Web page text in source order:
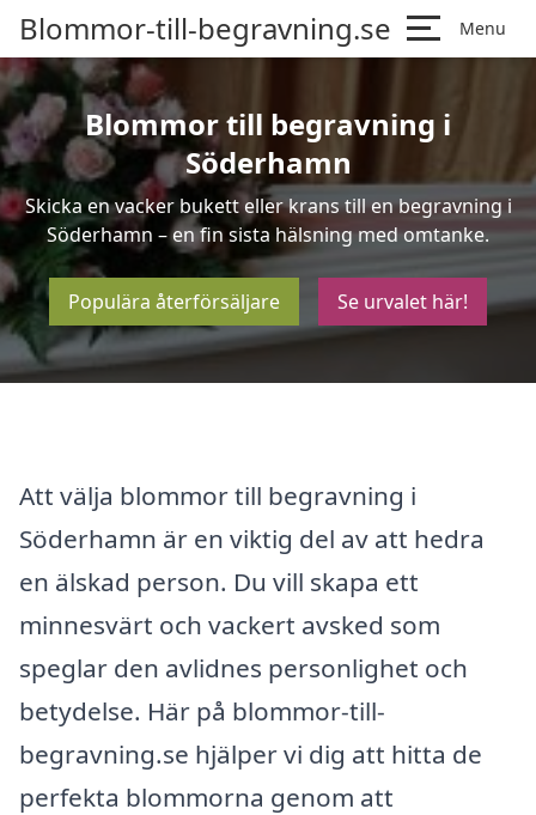
Blommor-till-begravning.se Menu
Blommor till begravning i
Söderhamn
Skicka en vacker bukett eller krans till en begravning i
Söderhamn – en fin sista hälsning med omtanke.
Populära återförsäljare Se urvalet här!
Att välja blommor till begravning i
Söderhamn är en viktig del av att hedra
en älskad person. Du vill skapa ett
minnesvärt och vackert avsked som
speglar den avlidnes personlighet och
betydelse. Här på blommor-till-
begravning.se hjälper vi dig att hitta de
perfekta blommorna genom att